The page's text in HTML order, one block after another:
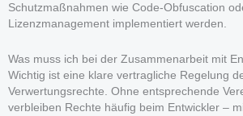
Schutzmaßnahmen wie Code-Obfuscation
Lizenzmanagement implementiert werden.
Was muss ich bei der Zusammenarbeit mit
Wichtig ist eine klare vertragliche Regelung
Verwertungsrechte. Ohne entsprechende
verbleiben Rechte häufig beim Entwickler –